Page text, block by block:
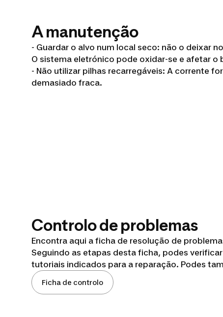
A manutenção
- Guardar o alvo num local seco: não o deixar
O sistema eletrónico pode oxidar-se e afetar
- Não utilizar pilhas recarregáveis: A corrente
demasiado fraca.
Controlo de problemas
Encontra aqui a ficha de resolução de
Seguindo as etapas desta ficha, podes
tutoriais indicados para a reparação. Podes
Ficha de controlo